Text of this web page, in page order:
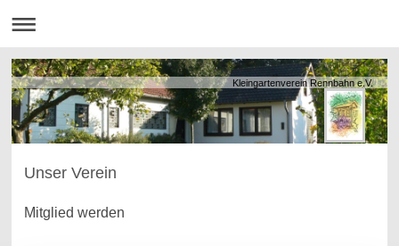
Kleingartenverein Rennbahn e.V.
Unser Verein
Mitglied werden